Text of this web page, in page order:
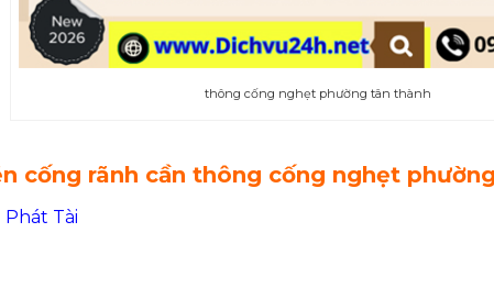
thông cống nghẹt phường tân thành
cống rãnh cần thông cống nghẹt
Phát Tài